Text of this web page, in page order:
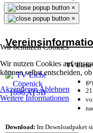
Wir benutzen Cookies
Wir nutzen Cookies auf
können selbst entscheiden,
AkzeptierenAblehnen
Weitere Informationen
×
×
TV Eiche
Download: Im Downloadpaket